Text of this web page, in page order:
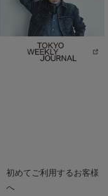
初めてご利用するお客様
へ